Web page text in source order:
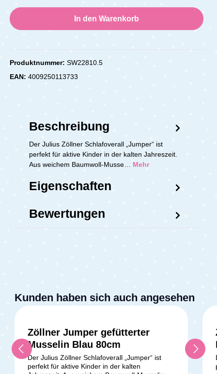
In den Warenkorb
Produktnummer: SW22810.5
EAN: 4009250113733
Beschreibung
Der Julius Zöllner Schlafoverall „Jumper“ ist
perfekt für aktive Kinder in der kalten Jahreszeit.
Aus weichem Baumwoll-Musse… Mehr
Eigenschaften
Bewertungen
Kunden haben sich auch angesehen
Zöllner Jumper gefütterter
Musselin Blau 80cm
Der Julius Zöllner Schlafoverall „Jumper“ ist
perfekt für aktive Kinder in der kalten